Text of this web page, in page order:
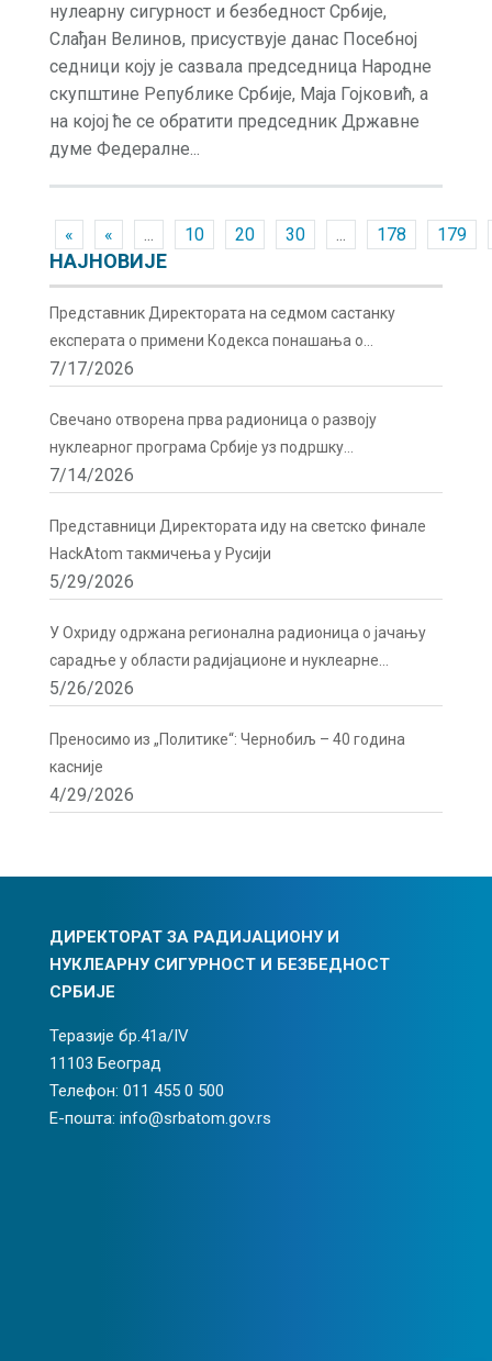
нулеарну сигурност и безбедност Србије,
Слађан Велинов, присуствује данас Посебнoj
седници коју је сазвала председница Народне
скупштине Републике Србије, Маја Гојковић, а
на којој ће се обратити председник Државне
думе Федералне...
« « ... 10 20 30 ... 178 179
НАЈНОВИЈЕ
Представник Директората на седмом састанку
експерата о примени Кодекса понашања о
сигурности и безбедности радиоактивних извора у
7/17/2026
Свечано отворена прва радионица о развоју
нуклеарног програма Србије уз подршку
Директората
7/14/2026
Представници Директората иду на светско финале
HackAtom такмичења у Русији
5/29/2026
У Охриду одржана регионална радионица о јачању
сарадње у области радијационе и нуклеарне
сигурности
5/26/2026
Преносимо из „Политике“: Чернобиљ – 40 година
касније
4/29/2026
ДИРЕКТОРАТ ЗА РАДИЈАЦИОНУ И
НУКЛЕАРНУ СИГУРНОСТ И БЕЗБЕДНОСТ
СРБИЈЕ
Теразије бр.41а/IV
11103 Београд
Телефон: 011 455 0 500
Е-пошта: info@srbatom.gov.rs